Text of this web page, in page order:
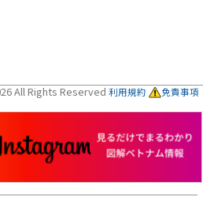
All Rights Reserved 利用規約 免責事項